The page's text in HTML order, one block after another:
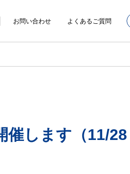
お問い合わせ よくあるご質問
催します（11/28